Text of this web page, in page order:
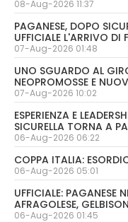
08-Aug-2026 11:37
PAGANESE, DOPO
UFFICIALE L'ARRIVO
07-Aug-2026 01:48
UNO SGUARDO AL
NEOPROMOSSE E
07-Aug-2026 10:02
ESPERIENZA E
SICURELLA TORNA A
06-Aug-2026 06:22
COPPA ITALIA:
06-Aug-2026 05:01
UFFICIALE: PAGANESE
AFRAGOLESE,
06-Aug-2026 01:45